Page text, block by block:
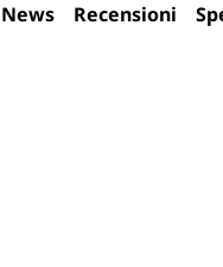
News Recensioni